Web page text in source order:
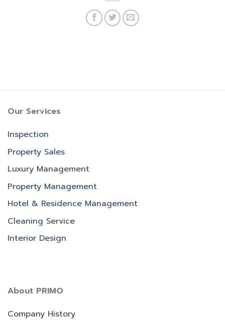
Our Services
Inspection
Property Sales
Luxury Management
Property Management
Hotel & Residence Management
Cleaning Service
Interior Design
About PRIMO
Company History